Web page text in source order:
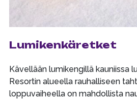
Lumikenkäretket
Kävellään lumikengillä kauniissa
Resortin alueella rauhalliseen
loppuvaiheella on mahdollista